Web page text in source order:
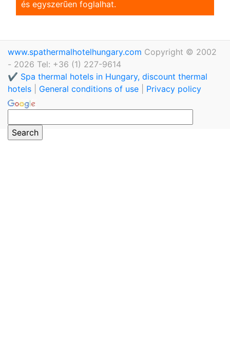
és egyszerũen foglalhat.
www.spathermalhotelhungary.com Copyright © 2002
- 2026 Tel: +36 (1) 227-9614
✔️ Spa thermal hotels in Hungary, discount thermal
hotels
General conditions of use Privacy policy